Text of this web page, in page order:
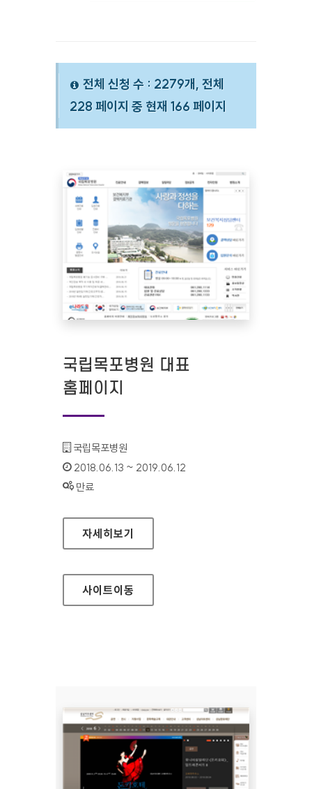
전체 신청 수 : 2279개, 전체
228 페이지 중 현재 166 페이지
국립목포병원 대표
홈페이지
기관명 :
국립목포병원
인증기간 :
2018.06.13 ~ 2019.06.12
상태 :
만료
국립목포병원 대표 홈페이지
자세히보기
사이트이동